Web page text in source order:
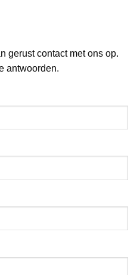
gerust contact met ons op.
antwoorden.